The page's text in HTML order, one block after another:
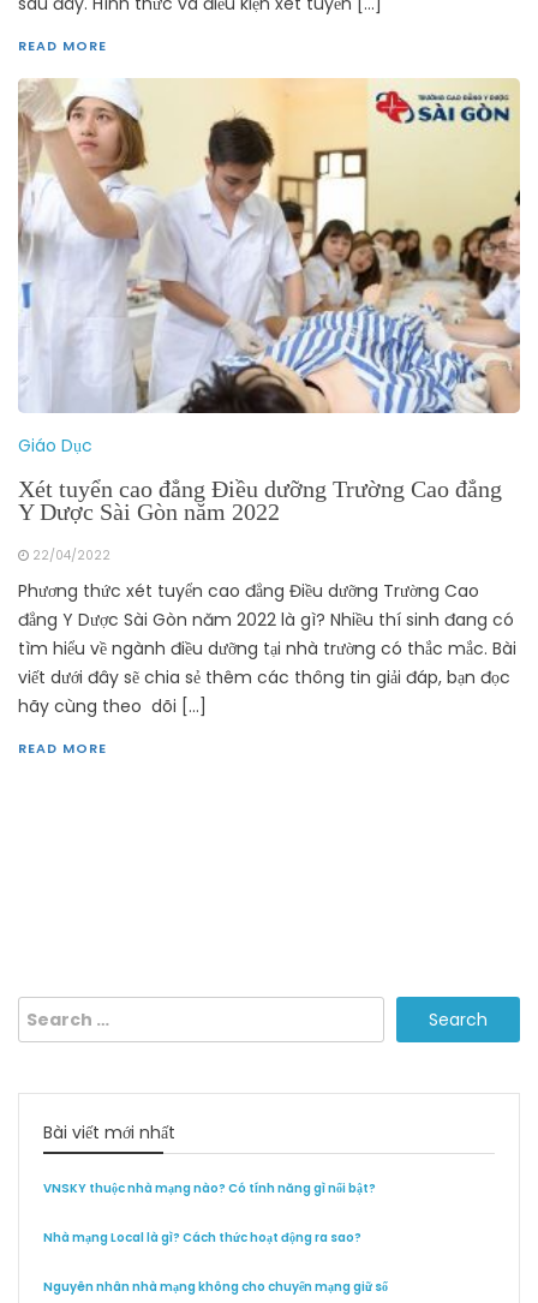
READ MORE
Giáo Dục
Xét tuyển cao đẳng Điều dưỡng Trường Cao đẳng
Y Dược Sài Gòn năm 2022
22/04/2022
Phương thức xét tuyển cao đẳng Điều dưỡng Trường Cao
đẳng Y Dược Sài Gòn năm 2022 là gì? Nhiều thí sinh đang có
tìm hiểu về ngành điều dưỡng tại nhà trường có thắc mắc. Bài
viết dưới đây sẽ chia sẻ thêm các thông tin giải đáp, bạn đọc
hãy cùng theo dõi […]
READ MORE
Search
for:
Bài viết mới nhất
VNSKY thuộc nhà mạng nào? Có tính năng gì nổi bật?
Nhà mạng Local là gì? Cách thức hoạt động ra sao?
Nguyên nhân nhà mạng không cho chuyển mạng giữ số